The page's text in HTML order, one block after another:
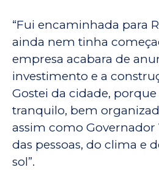
“Fui encaminhada para
ainda nem tinha
empresa acabara de
investimento e a
Gostei da cidade,
tranquilo, bem
assim como Governador
das pessoas, do clima e
sol”.